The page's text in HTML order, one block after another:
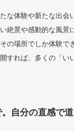
な体験や新たな出会
絶景や感動的な風景
の場所でしか体験で
すれば、多くの「い
自分の直感で